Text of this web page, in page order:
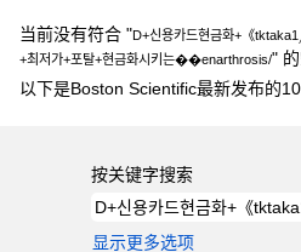
当前没有符合 "D+신용카드현금화+《
+최저가+포탈+현금화시키는��enarthrosis/" 的
以下是Boston Scientific最新发布的
按关键字搜索
显示更多选项